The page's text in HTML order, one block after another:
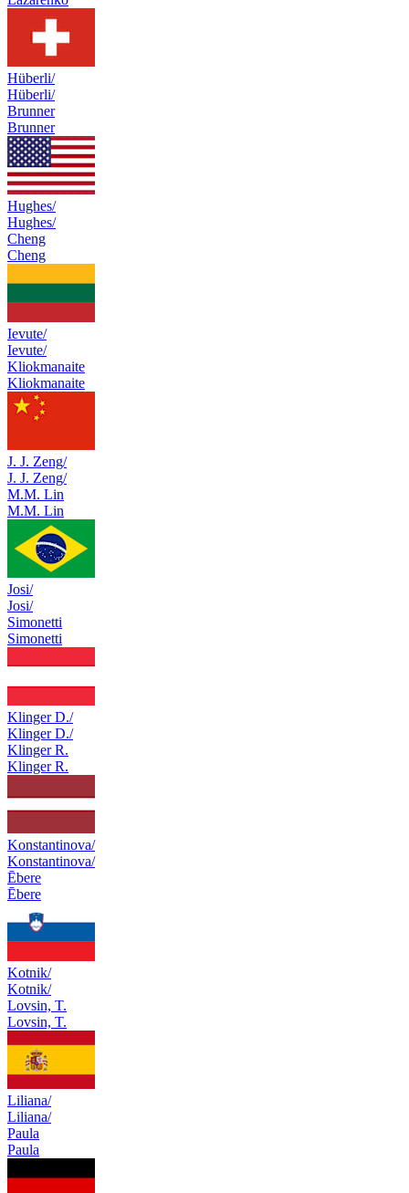
Hüberli/
Hüberli/
Brunner
Brunner
Hughes/
Hughes/
Cheng
Cheng
Ievute/
Ievute/
Kliokmanaite
Kliokmanaite
J. J. Zeng/
J. J. Zeng/
M.M. Lin
M.M. Lin
Josi/
Josi/
Simonetti
Simonetti
Klinger D./
Klinger D./
Klinger R.
Klinger R.
Konstantinova/
Konstantinova/
Ēbere
Ēbere
Kotnik/
Kotnik/
Lovsin, T.
Lovsin, T.
Liliana/
Liliana/
Paula
Paula